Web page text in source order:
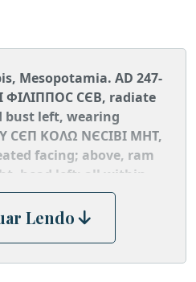
Mesopotamia. AD 247-
ΦIΛIΠΠOC CЄB, radiate
bust left, wearing
CЄΠ KOΛΩ NЄCIBI MHT,
facing; above, ram
head left; all within
river-god Euphrates
22-3 (Philip I); cf. SNG
Lendo